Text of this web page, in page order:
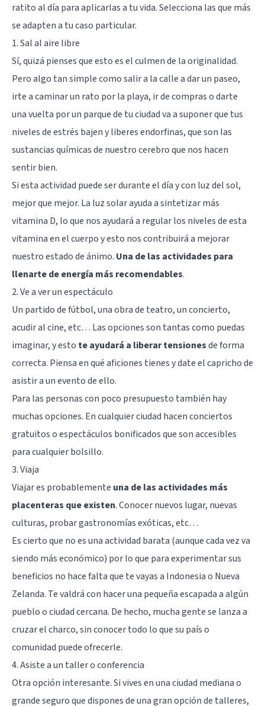
ratito al día para aplicarlas a tu vida. Selecciona las que más
se adapten a tu caso particular.
1. Sal al aire libre
Sí, quizá pienses que esto es el culmen de la originalidad.
Pero algo tan simple como salir a la calle a dar un paseo,
irte a caminar un rato por la playa, ir de compras o darte
una vuelta por un parque de tu ciudad va a suponer que tus
niveles de estrés bajen y liberes endorfinas, que son las
sustancias químicas de nuestro cerebro que nos hacen
sentir bien.
Si esta actividad puede ser durante el día y con luz del sol,
mejor que mejor. La luz solar ayuda a sintetizar más
vitamina D, lo que nos ayudará a regular los niveles de esta
vitamina en el cuerpo y esto nos contribuirá a mejorar
nuestro estado de ánimo. Una de las actividades para
llenarte de energía más recomendables.
2. Ve a ver un espectáculo
Un partido de fútbol, una obra de teatro, un concierto,
acudir al cine, etc… Las opciones son tantas como puedas
imaginar, y esto te ayudará a liberar tensionesde forma
correcta. Piensa en qué aficiones tienes y date el capricho de
asistir a un evento de ello.
Para las personas con poco presupuesto también hay
muchas opciones. En cualquier ciudad hacen conciertos
gratuitos o espectáculos bonificados que son accesibles
para cualquier bolsillo.
3. Viaja
Viajar es probablemente una de las actividades más
placenteras que existen. Conocer nuevos lugar, nuevas
culturas, probar gastronomías exóticas, etc…
Es cierto que no es una actividad barata (aunque cada vez va
siendo más económico) por lo que para experimentar sus
beneficios no hace falta que te vayas a Indonesia o Nueva
Zelanda. Te valdrá con hacer una pequeña escapada a algún
pueblo o ciudad cercana. De hecho, mucha gente se lanza a
cruzar el charco, sin conocer todo lo que su país o
comunidad puede ofrecerle.
4. Asiste a un taller o conferencia
Otra opción interesante. Si vives en una ciudad mediana o
grande seguro que dispones de una gran opción de talleres,